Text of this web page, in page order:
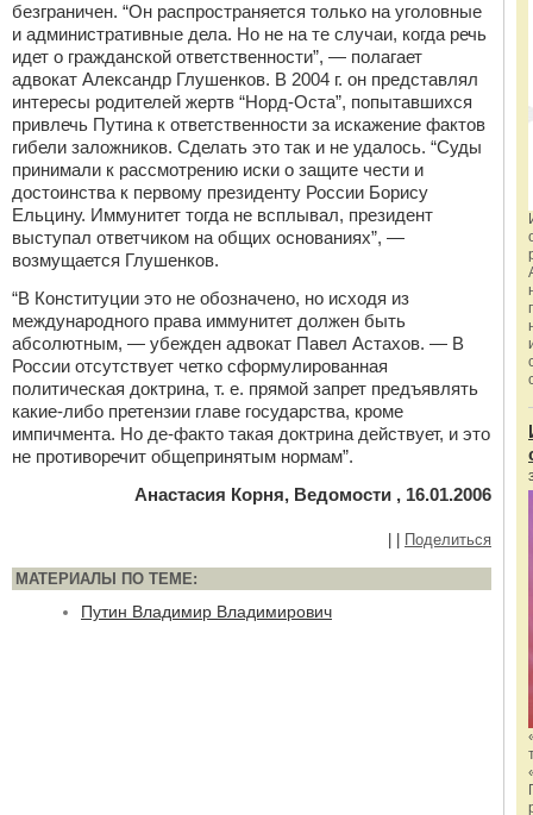
безграничен. “Он распространяется только на уголовные
и административные дела. Но не на те случаи, когда речь
идет о гражданской ответственности”, — полагает
адвокат Александр Глушенков. В 2004 г. он представлял
интересы родителей жертв “Норд-Оста”, попытавшихся
привлечь Путина к ответственности за искажение фактов
гибели заложников. Сделать это так и не удалось. “Суды
принимали к рассмотрению иски о защите чести и
достоинства к первому президенту России Борису
Ельцину. Иммунитет тогда не всплывал, президент
выступал ответчиком на общих основаниях”, —
возмущается Глушенков.
“В Конституции это не обозначено, но исходя из
международного права иммунитет должен быть
абсолютным, — убежден адвокат Павел Астахов. — В
России отсутствует четко сформулированная
политическая доктрина, т. е. прямой запрет предъявлять
какие-либо претензии главе государства, кроме
импичмента. Но де-факто такая доктрина действует, и это
не противоречит общепринятым нормам”.
Анастасия Корня, Ведомости , 16.01.2006
Поделиться
МАТЕРИАЛЫ ПО ТЕМЕ:
Путин Владимир Владимирович